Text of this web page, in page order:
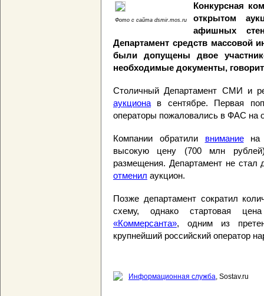
Фото с сайта dsmir.mos.ru
Конкурсная
открытом
афишных
Департамент средств массовой
были допущены двое
необходимые документы,
Столичный Департамент СМИ и
аукциона в сентябре. Первая
операторы пожаловались в ФАС на
Компании обратили вниманиена
высокую цену (700 млн
размещения. Департамент не стал
отменил аукцион.
Позже департамент сократил
схему, однако стартовая
«Коммерсанта», одним из
крупнейший российский оператор
Информационная служба, Sostav.ru